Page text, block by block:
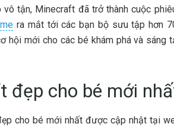
tận, Minecraft đã trở thành cuộc
ra mắt tới các bạn bộ sưu tập hơn
hội mới cho các bé khám phá và sáng
đẹp cho bé mới
cho bé mới nhất được cập nhật tại